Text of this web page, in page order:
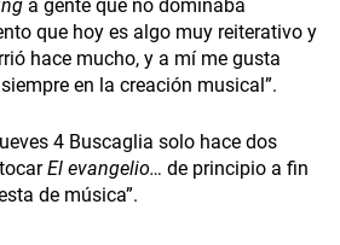
a gente que no dominaba
que hoy es algo muy reiterativo y
hace mucho, y a mí me gusta
en la creación musical”.
4 Buscaglia solo hace dos
El evangelio… de principio a fin
de música”.